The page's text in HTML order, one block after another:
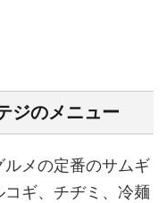
ジのメニュー
ルメの定番のサムギ
ギ、チヂミ、冷麺